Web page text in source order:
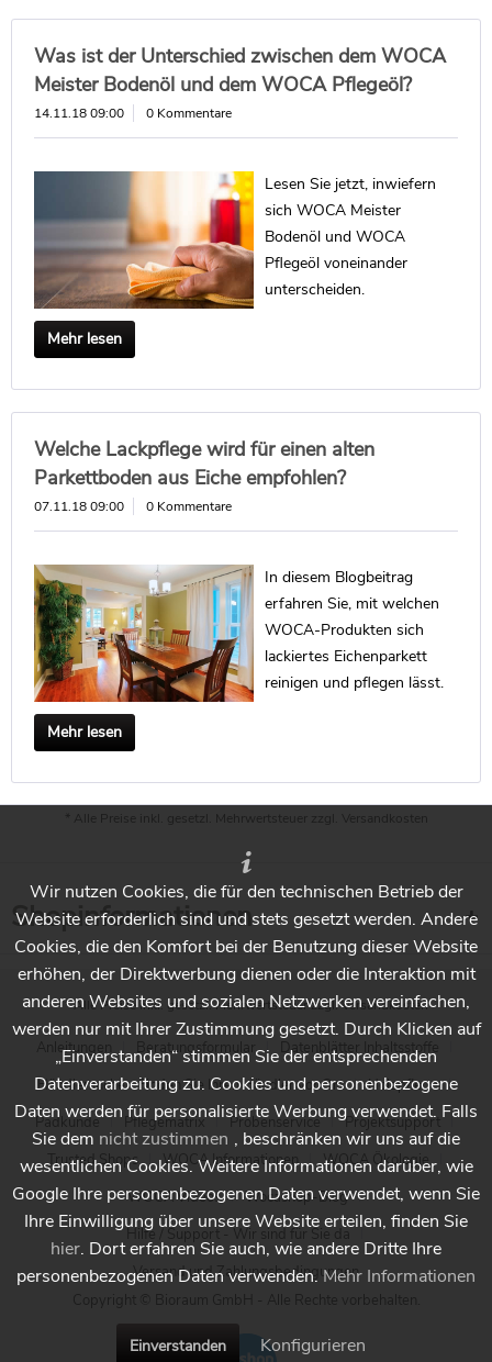
Was ist der Unterschied zwischen dem WOCA
Meister Bodenöl und dem WOCA Pflegeöl?
14.11.18 09:00 0 Kommentare
Lesen Sie jetzt, inwiefern
sich WOCA Meister
Bodenöl und WOCA
Pflegeöl voneinander
unterscheiden.
Mehr lesen
Welche Lackpflege wird für einen alten
Parkettboden aus Eiche empfohlen?
07.11.18 09:00 0 Kommentare
In diesem Blogbeitrag
erfahren Sie, mit welchen
WOCA-Produkten sich
lackiertes Eichenparkett
reinigen und pflegen lässt.
Mehr lesen
* Alle Preise inkl. gesetzl. Mehrwertsteuer zzgl. Versandkosten
Shopinformationen
* Alle Preise inkl. gesetzl. Mehrwertsteuer zzgl.Versandkosten
Anleitungen Beratungsformular
Datenblätter Inhaltsstoffe
Händlersuche - Finden Sie Ihren Händler vor Ort
Holzpflege
Padkunde
Pflegematrix Probenservice
Projektsupport
Trusted Shops
WOCA Informationen
WOCA Ökologie
WOCA Videos
Wocashop-Blog
Hilfe / Support - Wir sind für Sie da
Versand und Zahlungsbedingungen
Wir nutzen Cookies, die für den technischen Betrieb der
Website erforderlich sind und stets gesetzt werden. Andere
Cookies, die den Komfort bei der Benutzung dieser Website
erhöhen, der Direktwerbung dienen oder die Interaktion mit
anderen Websites und sozialen Netzwerken vereinfachen,
werden nur mit Ihrer Zustimmung gesetzt. Durch Klicken auf
„Einverstanden“ stimmen Sie der entsprechenden
Datenverarbeitung zu. Cookies und personenbezogene
Daten werden für personalisierte Werbung verwendet. Falls
Sie dem nicht zustimmen , beschränken wir uns auf die
wesentlichen Cookies. Weitere Informationen darüber, wie
Google Ihre personenbezogenen Daten verwendet, wenn Sie
Ihre Einwilligung über unsere Website erteilen, finden Sie
hier. Dort erfahren Sie auch, wie andere Dritte Ihre
personenbezogenen Daten verwenden. Mehr Informationen
Einverstanden Konfigurieren